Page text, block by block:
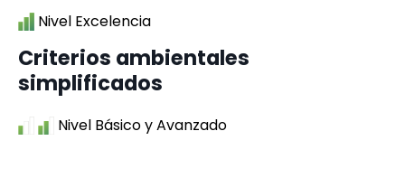
Nivel Excelencia
Criterios ambientales
simplificados
Nivel Básico y Avanzado